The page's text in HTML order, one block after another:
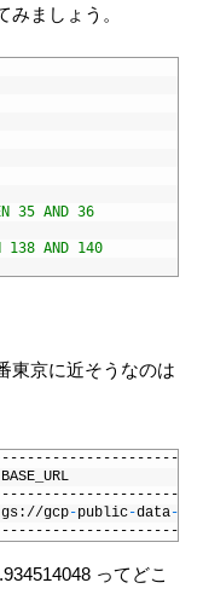
ましょう。
35 AND 36
138 AND 140
東京に近そうなのは
BASE_URL
gs://gcp-public-data-
ってどこ